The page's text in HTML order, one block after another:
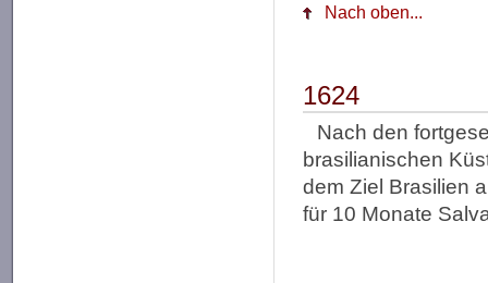
Nach oben...
1624
Nach den
brasilianischen
dem Ziel Brasilien
für 10 Monate